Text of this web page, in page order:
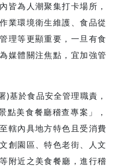
皆為人潮聚集打卡場所，
業環境衛生維護、食品從
理等更顯重要，一旦有食
媒體關注焦點，宜加強管
)基於食品安全管理職責，
點美食餐廳稽查專案」，
轄內具地方特色且受消費
創園區、特色老街、人文
附近之美食餐廳，進行稽